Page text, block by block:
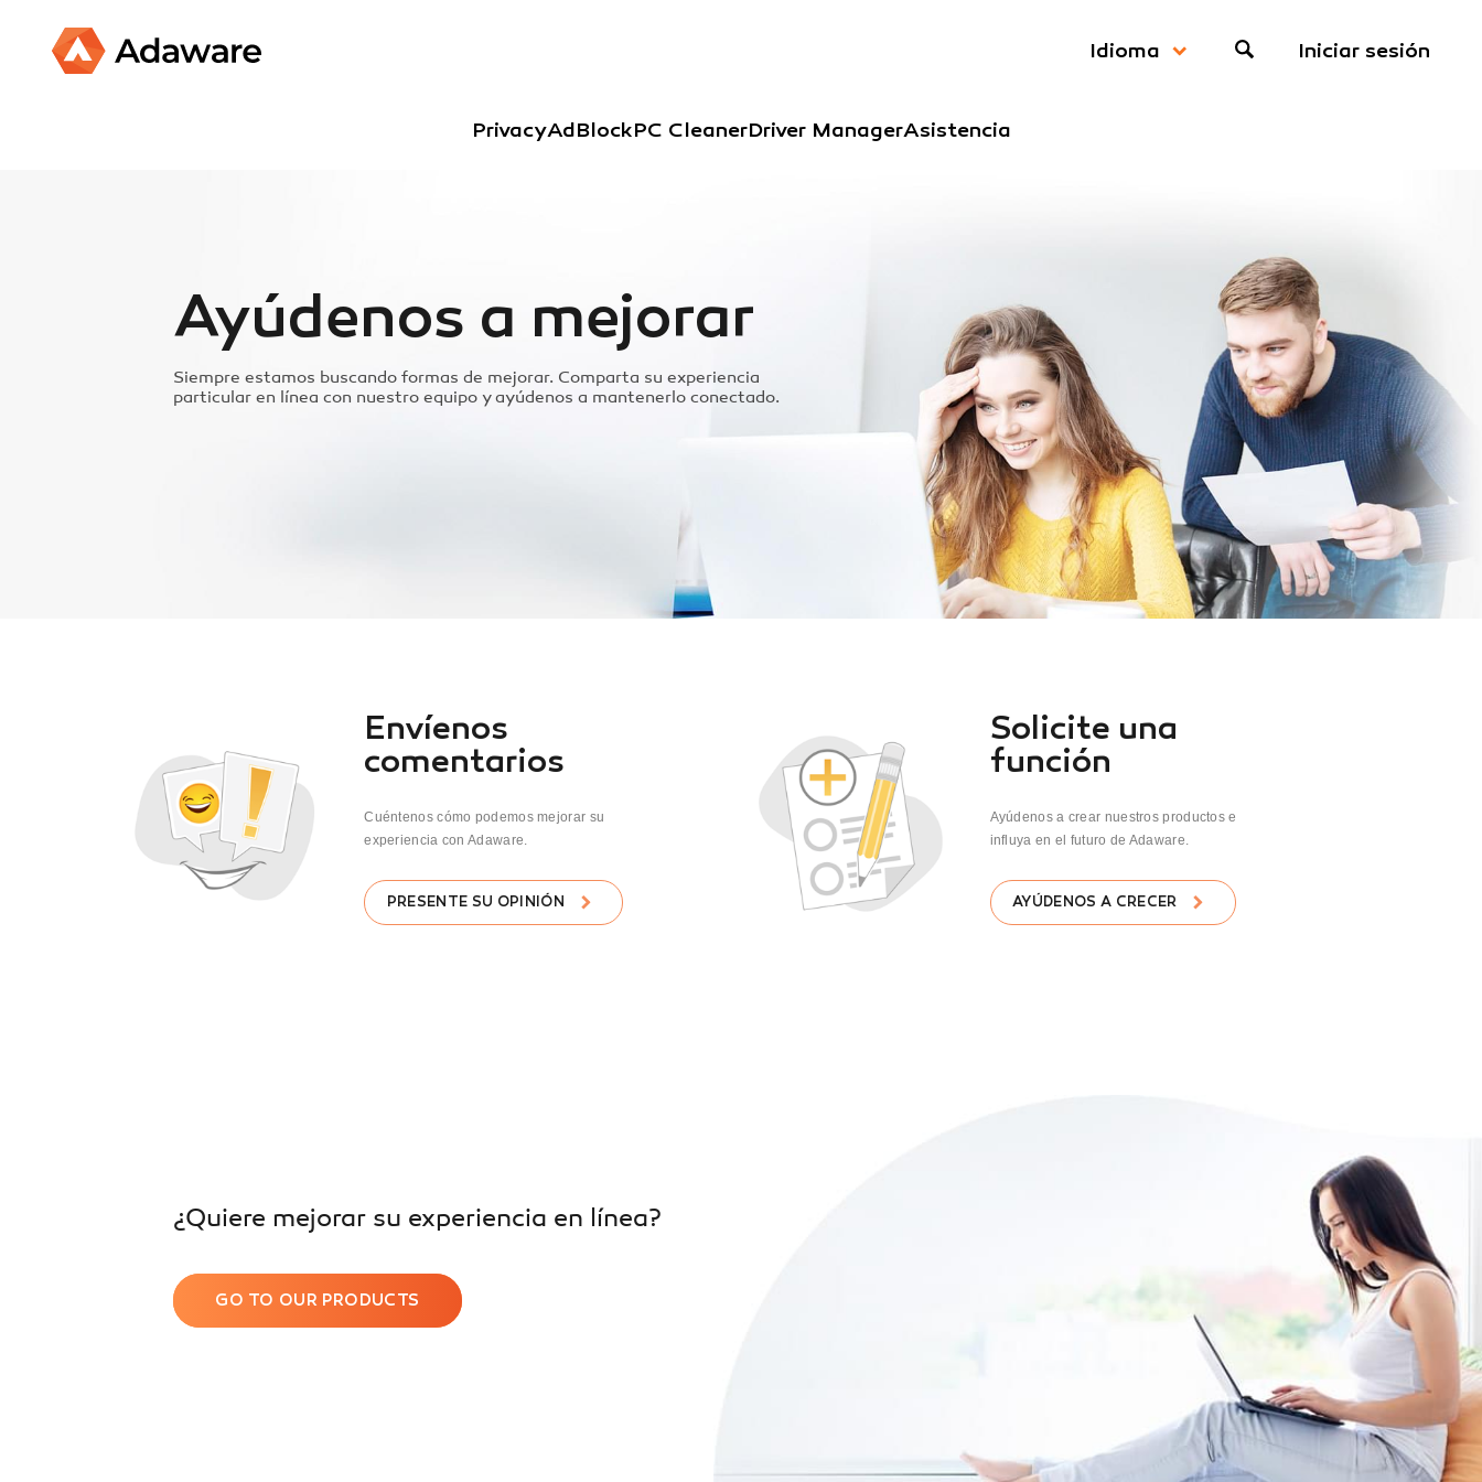
Idioma Iniciar sesión
PrivacyAdBlockPC CleanerDriver ManagerAsistencia
Ayúdenos a mejorar
Siempre estamos buscando formas de mejorar. Comparta su experiencia
particular en línea con nuestro equipo y ayúdenos a mantenerlo conectado.
Envíenos
comentarios
Cuéntenos cómo podemos mejorar su
experiencia con Adaware.
PRESENTE SU OPINIÓN
Solicite una
función
Ayúdenos a crear nuestros productos e
influya en el futuro de Adaware.
AYÚDENOS A CRECER
¿Quiere mejorar su experiencia en línea?
GO TO OUR PRODUCTS